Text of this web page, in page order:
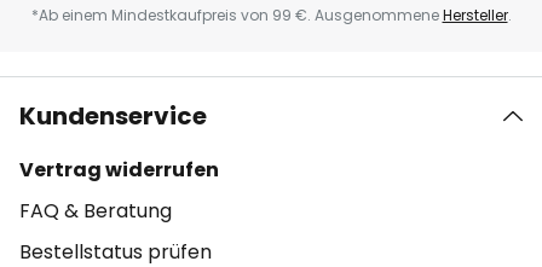
*Ab einem Mindestkaufpreis von 99 €. AusgenommeneHersteller.
Kundenservice
Vertrag widerrufen
FAQ & Beratung
Bestellstatus prüfen